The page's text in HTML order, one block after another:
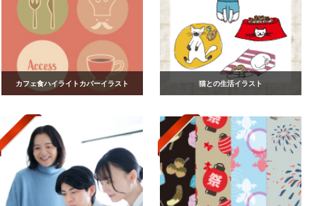
カフェ食ハイライトカバーイラスト 猫との生活イラスト